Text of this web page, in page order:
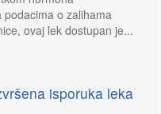
o zalihama
ovaj lek dostupan je...
isporuka leka